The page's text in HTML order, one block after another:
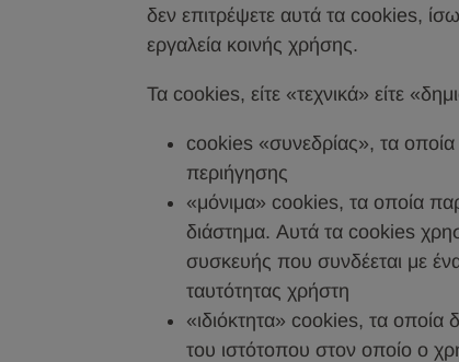
δεν επιτρέψετε αυτά τα cookies,
εργαλεία κοινής χρήσης.
Τα cookies, είτε «τεχνικά» είτε
cookies «συνεδρίας», τα
περιήγησης
«μόνιμα» cookies, τα οποία
διάστημα. Αυτά τα cookies
συσκευής που συνδέεται με
ταυτότητας χρήστη
«ιδιόκτητα» cookies, τα οποία
του ιστότοπου στον οποίο ο